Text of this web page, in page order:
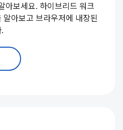
아보세요. 하이브리드 워크
아보고 브라우저에 내장된